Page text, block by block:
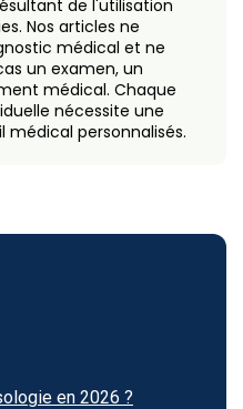
de l'utilisation
Nos articles ne
médical et ne
un examen, un
médical. Chaque
nécessite une
personnalisés.
en 2026 ?